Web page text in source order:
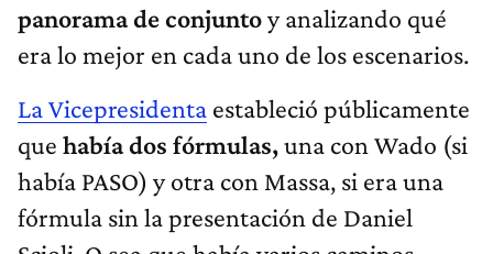
panorama de conjuntoy analizando qué
era lo mejor en cada uno de los escenarios.
La Vicepresidenta estableció públicamente
que había dos fórmulas,una con Wado (si
había PASO) y otra con Massa, si era una
fórmula sin la presentación de Daniel